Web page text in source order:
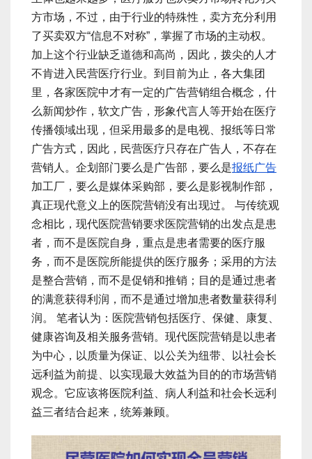
方市场，不过，由于行业的特殊性，卖方充分利用
了买卖双方“信息不对称”，掌握了市场的主动权。
加上这个行业缺乏道德和高尚，因此，拨尖的人才
不肯进入民营医疗行业。到目前为止，各大集团
里，各家医院中才有一定的广告营销组合概念，什
么新闻炒作，软文广告，形象代言人等开始在医疗
传播领域出现，但采用最多的是电视、报纸等日常
广告方式，因此，民营医疗只存在广告人，不存在
营销人。企划部门要么是广告部，要么是报纸广告
加工厂，要么是媒体采购部，要么是影视制作部，
真正现代意义上的医院营销没有出现过。 与传统观
念相比，现代医院营销要求医院营销的出发点是患
者，而不是医院自身，重点是患者需要的医疗服
务，而不是医院所能提供的医疗服务；采用的方法
是整合营销，而不是促销和推销；目的是通过患者
的满意获得利润，而不是通过增加患者数量获得利
润。 笔者认为：医院营销包括医疗、保健、康复、
健康咨询及相关服务营销。现代医院营销是以患者
为中心，以质量为保证、以公关为纽带、以社会长
远利益为前提、以实现最大效益为目的的市场营销
观念。它应该将医院利益、病人利益和社会长远利
益三者结合起来，统筹兼顾。